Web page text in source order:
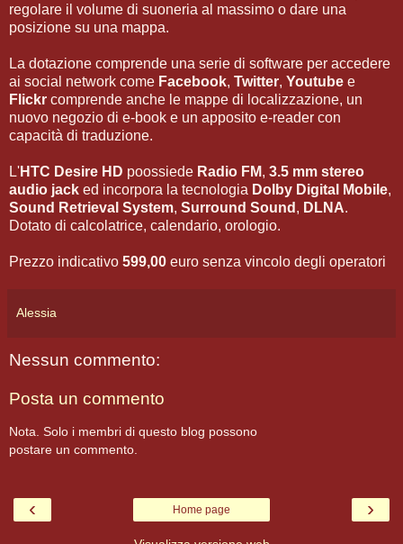
regolare il volume di suoneria al massimo o dare una
posizione su una mappa.
La dotazione comprende una serie di software per accedere
ai social network come Facebook, Twitter, Youtube e
Flickr comprende anche le mappe di localizzazione, un
nuovo negozio di e-book e un apposito e-reader con
capacità di traduzione.
L'HTC Desire HD poossiede Radio FM, 3.5 mm stereo
audio jack ed incorpora la tecnologia Dolby Digital Mobile,
Sound Retrieval System, Surround Sound , DLNA.
Dotato di calcolatrice, calendario, orologio.
Prezzo indicativo 599,00 euro senza vincolo degli operatori
Alessia
Nessun commento:
Posta un commento
Nota. Solo i membri di questo blog possono
postare un commento.
‹ ›
Home page